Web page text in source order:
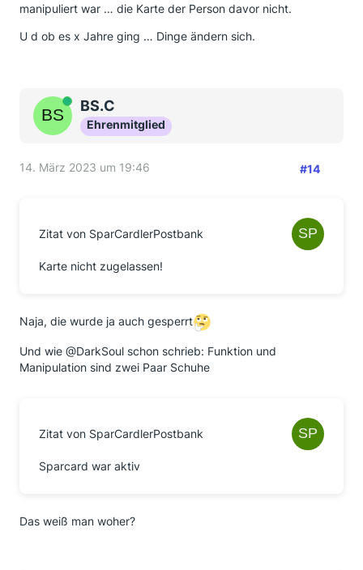
manipuliert war … die Karte der Person davor nicht.
U d ob es x Jahre ging … Dinge ändern sich.
OnlineBS.C
Ehrenmitglied
14. März 2023 um 19:46 #14
Zitat von SparCardlerPostbank
Karte nicht zugelassen!
Naja, die wurde ja auch gesperrt
Und wie @DarkSoul schon schrieb: Funktion und
Manipulation sind zwei Paar Schuhe
Zitat von SparCardlerPostbank
Sparcard war aktiv
Das weiß man woher?